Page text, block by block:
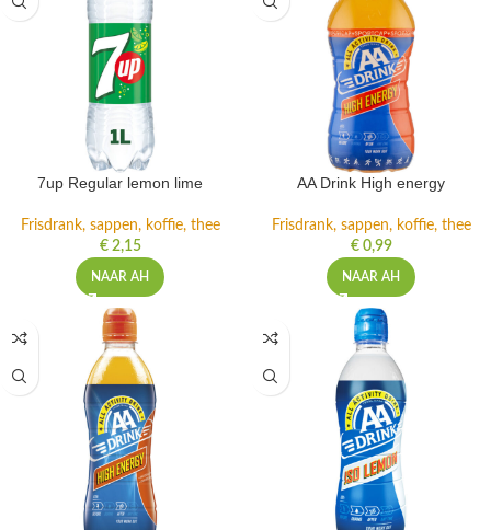
7up Regular lemon lime
Frisdrank, sappen, koffie, thee
€2,15
NAAR AH
AA Drink High energy
Frisdrank, sappen, koffie, thee
€0,99
NAAR AH